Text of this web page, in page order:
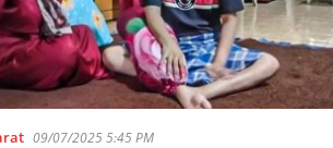
09/07/2025 5:45 PM